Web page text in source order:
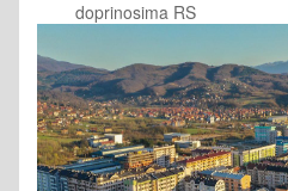
doprinosima RS